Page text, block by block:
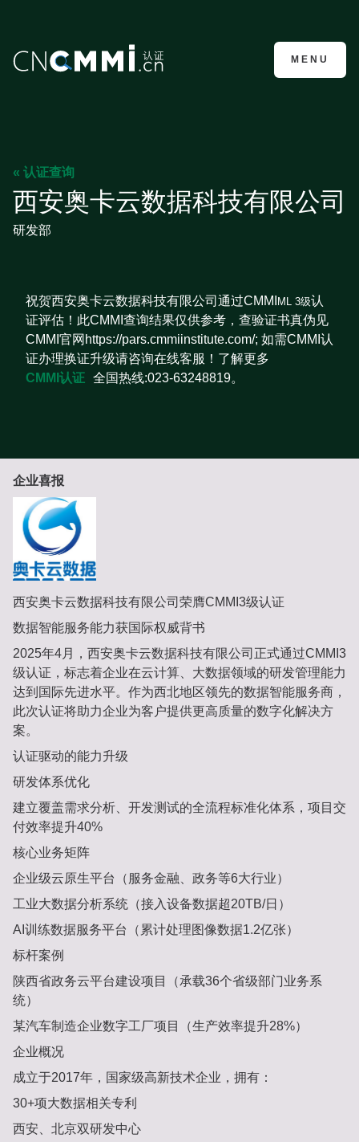
CMMI认证咨询
MENU
« 认证查询
西安奥卡云数据科技有限公司
研发部
祝贺西安奥卡云数据科技有限公司通过CMMI ML 3级认
证评估！此CMMI查询结果仅供参考，查验证书真伪见
CMMI官网https://pars.cmmiinstitute.com/; 如需CMMI认
证办理换证升级请咨询在线客服！了解更多
CMMI认证 全国热线:023-63248819。
企业喜报
西安奥卡云数据科技有限公司荣膺CMMI3级认证
数据智能服务能力获国际权威背书
2025年4月，西安奥卡云数据科技有限公司正式通过CMMI3
级认证，标志着企业在云计算、大数据领域的研发管理能力
达到国际先进水平。作为西北地区领先的数据智能服务商，
此次认证将助力企业为客户提供更高质量的数字化解决方
案。
认证驱动的能力升级
研发体系优化
建立覆盖需求分析、开发测试的全流程标准化体系，项目交
付效率提升40%
核心业务矩阵
企业级云原生平台（服务金融、政务等6大行业）
工业大数据分析系统（接入设备数据超20TB/日）
AI训练数据服务平台（累计处理图像数据1.2亿张）
标杆案例
陕西省政务云平台建设项目（承载36个省级部门业务系
统）
某汽车制造企业数字工厂项目（生产效率提升28%）
企业概况
成立于2017年，国家级高新技术企业，拥有：
30+项大数据相关专利
西安、北京双研发中心